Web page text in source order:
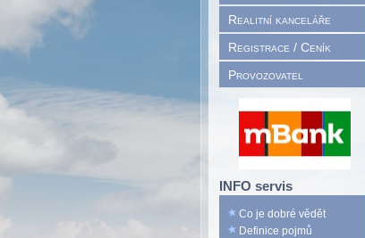
Realitní kanceláře
Registrace / Ceník
Provozovatel
INFO servis
Co je dobré vědět
Definice pojmů